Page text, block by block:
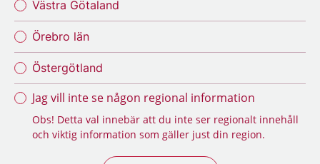
Västra Götaland
Örebro län
Östergötland
Jag vill inte se någon regional information
Obs! Detta val innebär att du inte ser regionalt innehåll
och viktig information som gäller just din region.